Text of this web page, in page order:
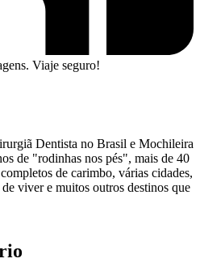
Viaje seguro!
Dentista no Brasil e Mochileira
de "rodinhas nos pés", mais de 40
de carimbo, várias cidades,
viver e muitos outros destinos que